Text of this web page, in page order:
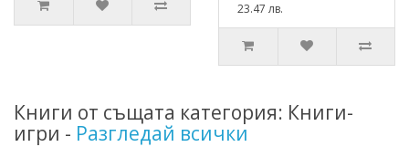
23.47 лв.
Книги от същата категория: Книги-
игри - Разгледай всички